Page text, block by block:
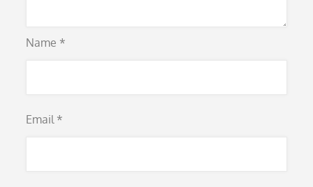
Name *
Email *